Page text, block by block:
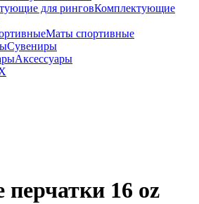
Комплектующие
Маты спортивные
Сувениры
Аксессуары
перчатки 16 oz